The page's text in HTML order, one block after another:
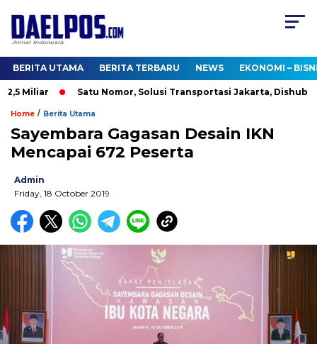
BERITA UTAMA BERITA TERBARU NEWS EKONOMI –
Miliar Satu Nomor, Solusi Transportasi Jakarta, Dishub Buka
Home / Berita Utama
Sayembara Gagasan Desain IKN
Mencapai 672 Peserta
Admin
Friday, 18 October 2019